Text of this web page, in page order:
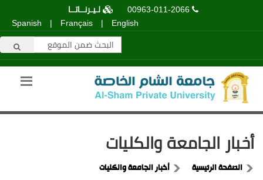
00963-011-2066
لـيـرنــاتــا
English
|
Français
|
Spanish
أخبار الجامعة والكليات
الصفحة الرئيسية أخبار الجامعة والكليات